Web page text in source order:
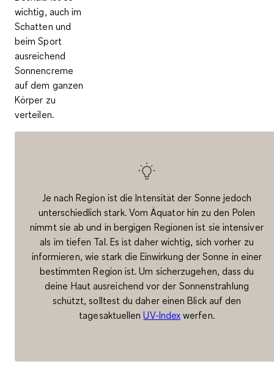
wichtig, auch im
Schatten und
beim Sport
ausreichend
Sonnencreme
auf dem ganzen
Körper zu
verteilen.
Je nach Region ist die Intensität der Sonne jedoch
unterschiedlich stark. Vom Äquator hin zu den Polen
nimmt sie ab und in bergigen Regionen ist sie intensiver
als im tiefen Tal. Es ist daher wichtig, sich vorher zu
informieren, wie stark die Einwirkung der Sonne in einer
bestimmten Region ist. Um sicherzugehen, dass du
deine Haut ausreichend vor der Sonnenstrahlung
schützt, solltest du daher einen Blick auf den
tagesaktuellenUV-Index werfen.